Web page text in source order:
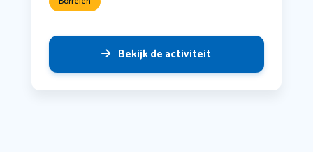
Bekijk de activiteit